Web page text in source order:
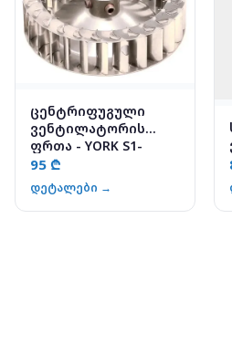
ცენტრიფუგული
ვენტილატორის
ფრთა - YORK S1-
02632623700
95 ₾
დეტალები →